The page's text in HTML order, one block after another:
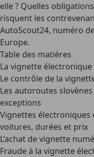
elle ? Quelles
risquent les
AutoScout24, numéro
Europe.
Table des matières
La vignette électronique
Le contrôle de la
Les autoroutes
exceptions
Vignettes électroniques
voitures, durées et prix
L’achat de vignette
Fraude à la vignette